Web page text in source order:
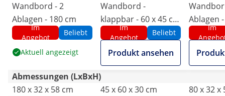
Wandbord - 2
Ablagen - 180 cm
Im
Angebot
Beliebt
Aktuell angezeigt
Wandbord -
klappbar - 60 x 45 cm
- 40 kg - Edelstahl
Im
Angebot
Beliebt
Produkt ansehen
Ablagen
Im
Abmessungen (LxBxH)
180 x 32 x 58 cm
45 x 60 x 30 cm
80 x 32 x